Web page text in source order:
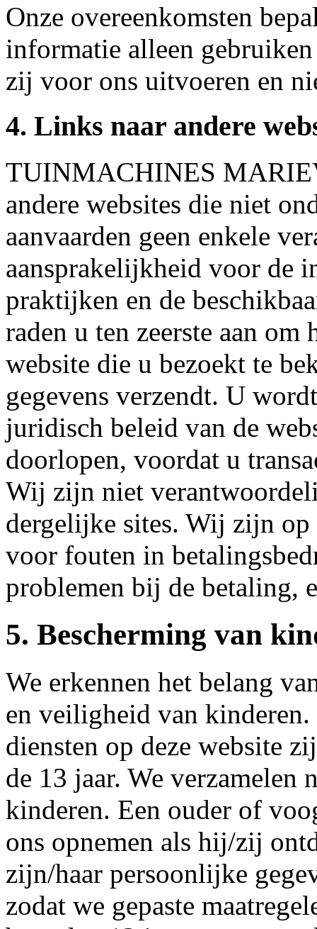
Onze overeenkomsten
informatie alleen
zij voor ons uitvoeren en
4. Links naar andere
TUINMACHINES
andere websites die niet
aanvaarden geen enkele
aansprakelijkheid voor de
praktijken en de
raden u ten zeerste aan
website die u bezoekt te
gegevens verzendt. U
juridisch beleid van de
doorlopen, voordat u
Wij zijn niet
dergelijke sites. Wij zijn op
voor fouten in
problemen bij de betaling,
5. Bescherming van
We erkennen het belang
en veiligheid van kinderen.
diensten op deze website
de 13 jaar. We
kinderen. Een ouder of
ons opnemen als hij/zij
zijn/haar persoonlijke
zodat we gepaste